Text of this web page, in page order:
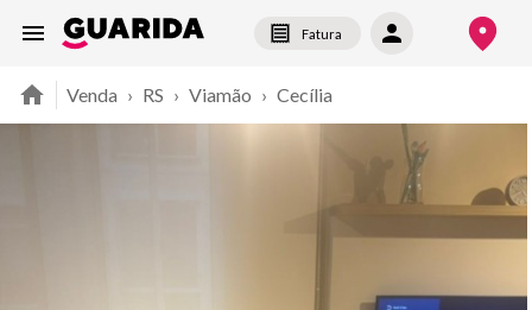
Fatura
Venda › RS › Viamão › Cecília